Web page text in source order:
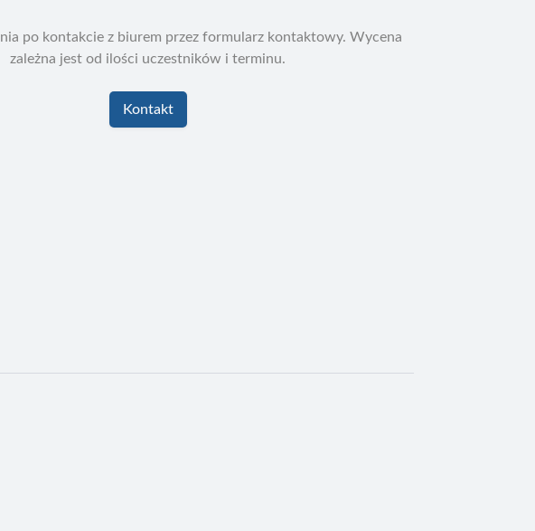
po kontakcie z biurem przez formularz kontaktowy. Wycena
zależna jest od ilości uczestników i terminu.
Kontakt